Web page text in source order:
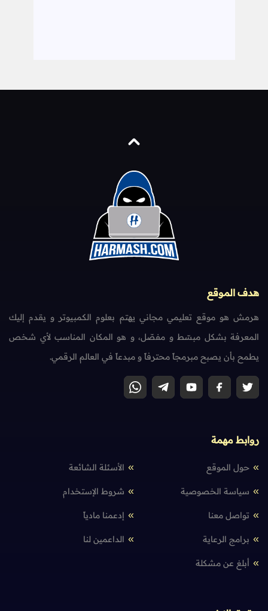
هدف الموقع
هرمش هو موقع تعليمي مجاني يهتم بعلوم الكمبيوتر و يقدم إليك
المعرفة بشكل مبسّط و مفصّل، و هو المكان المناسب لأي شخص
يطمح بأن يصبح مبرمجاً محترفاً و مبدعاً في العالم الرقمي.
روابط مهمة
حول الموقع الأسئلة الشائعة
سياسة الخصوصية شروط الإستخدام
تواصل معنا إدعمنا مادياً
برامج الرعاية الداعمين لنا
أبلغ عن مشكلة